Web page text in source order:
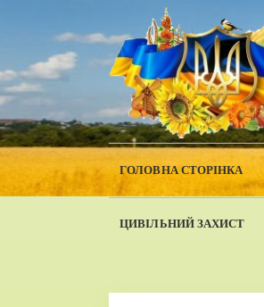
ГОЛОВНА СТОРІНКА
ЦИВІЛЬНИЙ ЗАХИСТ